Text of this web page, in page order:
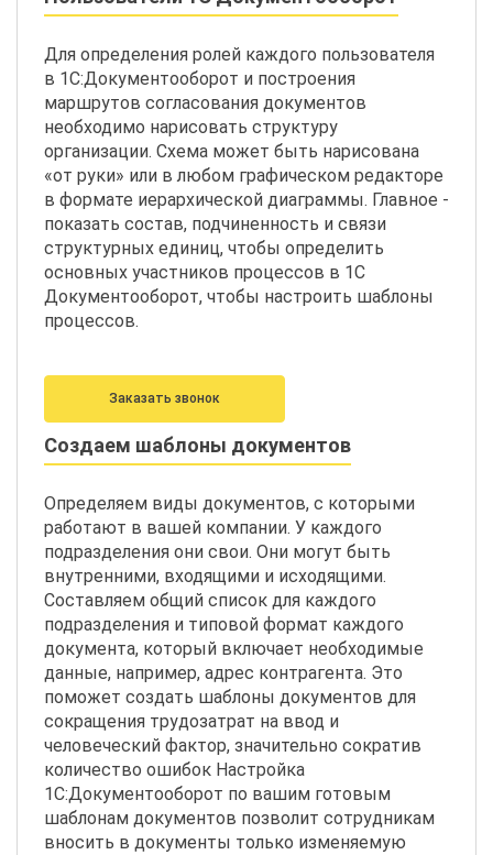
Для определения ролей каждого пользователя
в 1С:Документооборот и построения
маршрутов согласования документов
необходимо нарисовать структуру
организации. Схема может быть нарисована
«от руки» или в любом графическом редакторе
в формате иерархической диаграммы. Главное -
показать состав, подчиненность и связи
структурных единиц, чтобы определить
основных участников процессов в 1С
Документооборот, чтобы настроить шаблоны
процессов.
Заказать звонок
Создаем шаблоны документов
Определяем виды документов, с которыми
работают в вашей компании. У каждого
подразделения они свои. Они могут быть
внутренними, входящими и исходящими.
Составляем общий список для каждого
подразделения и типовой формат каждого
документа, который включает необходимые
данные, например, адрес контрагента. Это
поможет создать шаблоны документов для
сокращения трудозатрат на ввод и
человеческий фактор, значительно сократив
количество ошибок Настройка
1С:Документооборот по вашим готовым
шаблонам документов позволит сотрудникам
вносить в документы только изменяемую